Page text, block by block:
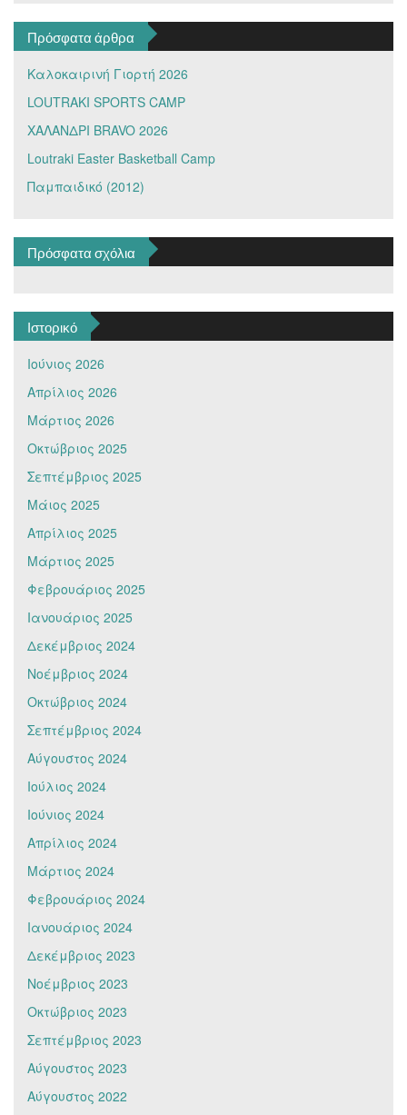
Πρόσφατα άρθρα
Καλοκαιρινή Γιορτή 2026
LOUTRAKI SPORTS CAMP
ΧΑΛΑΝΔΡΙ BRAVO 2026
Loutraki Easter Basketball Camp
Παμπαιδικό (2012)
Πρόσφατα σχόλια
Ιστορικό
Ιούνιος 2026
Απρίλιος 2026
Μάρτιος 2026
Οκτώβριος 2025
Σεπτέμβριος 2025
Μάιος 2025
Απρίλιος 2025
Μάρτιος 2025
Φεβρουάριος 2025
Ιανουάριος 2025
Δεκέμβριος 2024
Νοέμβριος 2024
Οκτώβριος 2024
Σεπτέμβριος 2024
Αύγουστος 2024
Ιούλιος 2024
Ιούνιος 2024
Απρίλιος 2024
Μάρτιος 2024
Φεβρουάριος 2024
Ιανουάριος 2024
Δεκέμβριος 2023
Νοέμβριος 2023
Οκτώβριος 2023
Σεπτέμβριος 2023
Αύγουστος 2023
Αύγουστος 2022